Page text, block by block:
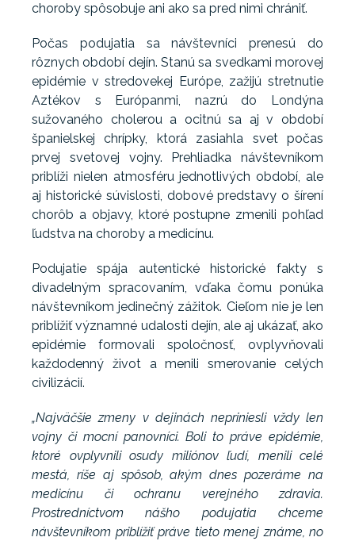
choroby spôsobuje ani ako sa pred nimi chrániť.
Počas podujatia sa návštevníci prenesú do
rôznych období dejín. Stanú sa svedkami morovej
epidémie v stredovekej Európe, zažijú stretnutie
Aztékov s Európanmi, nazrú do Londýna
sužovaného cholerou a ocitnú sa aj v období
španielskej chrípky, ktorá zasiahla svet počas
prvej svetovej vojny. Prehliadka návštevníkom
priblíži nielen atmosféru jednotlivých období, ale
aj historické súvislosti, dobové predstavy o šírení
chorôb a objavy, ktoré postupne zmenili pohľad
ľudstva na choroby a medicínu.
Podujatie spája autentické historické fakty s
divadelným spracovaním, vďaka čomu ponúka
návštevníkom jedinečný zážitok. Cieľom nie je len
priblížiť významné udalosti dejín, ale aj ukázať, ako
epidémie formovali spoločnosť, ovplyvňovali
každodenný život a menili smerovanie celých
civilizácií.
„Najväčšie zmeny v dejinách nepriniesli vždy len
vojny či mocní panovníci. Boli to práve epidémie,
ktoré ovplyvnili osudy miliónov ľudí, menili celé
mestá, ríše aj spôsob, akým dnes pozeráme na
medicínu či ochranu verejného zdravia.
Prostredníctvom nášho podujatia chceme
návštevníkom priblížiť práve tieto menej známe, no